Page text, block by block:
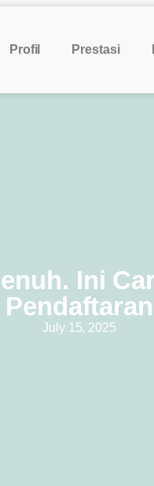
Profil Prestasi
Ini
Pendaftaran
July 15, 2025